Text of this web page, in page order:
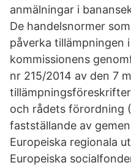
anmälningar i
De handelsnormer
påverka tillämpningen
kommissionens
nr 215/2014 av den 7
och rådets förordning
fastställande av
Europeiska regionala
Europeiska